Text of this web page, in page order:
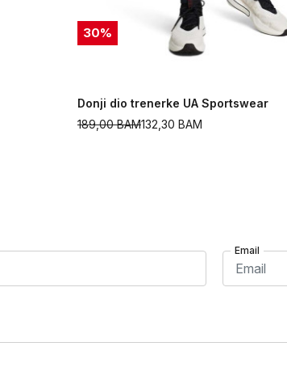
30%
Donji dio trenerke UA Sportswear
132,30 BAM
189,00BAM
Email